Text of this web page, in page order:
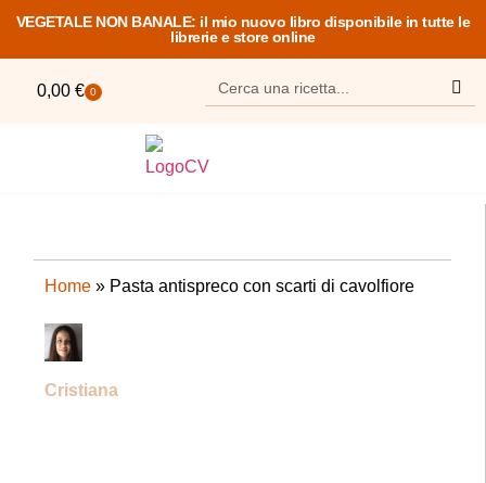
VEGETALE NON BANALE: il mio nuovo libro disponibile in tutte le
librerie e store online
0,00 € 0
Home » Pasta antispreco con scarti di cavolfiore
Cristiana